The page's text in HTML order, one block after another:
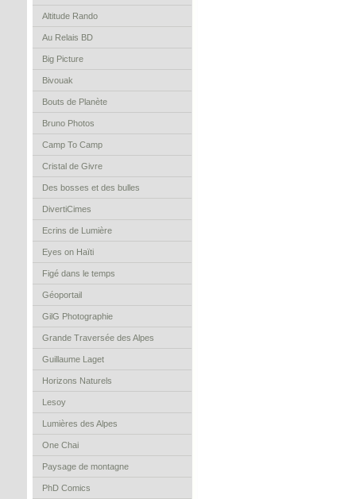
Altitude Rando
Au Relais BD
Big Picture
Bivouak
Bouts de Planète
Bruno Photos
Camp To Camp
Cristal de Givre
Des bosses et des bulles
DivertiCimes
Ecrins de Lumière
Eyes on Haïti
Figé dans le temps
Géoportail
GilG Photographie
Grande Traversée des Alpes
Guillaume Laget
Horizons Naturels
Lesoy
Lumières des Alpes
One Chai
Paysage de montagne
PhD Comics